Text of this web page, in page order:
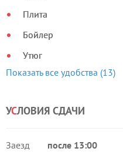
Плита
Бойлер
Утюг
Показать все удобства (13)
УСЛОВИЯ СДАЧИ
Заезд
после 13:00